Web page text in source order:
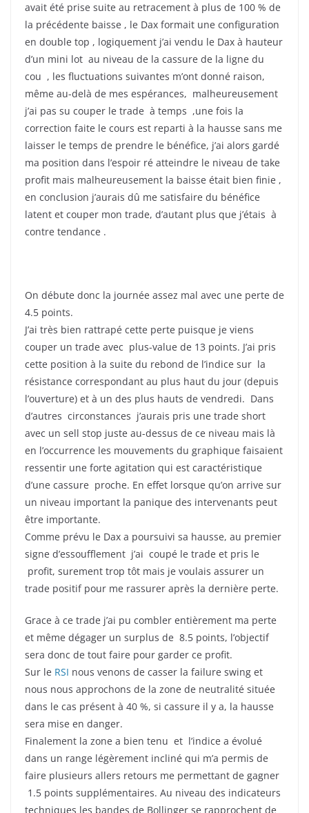
avait été prise suite au retracement à plus de 100 % de
la précédente baisse , le Dax formait une configuration
en double top , logiquement j’ai vendu le Dax à hauteur
d’un mini lot au niveau de la cassure de la ligne du
cou , les fluctuations suivantes m’ont donné raison,
même au-delà de mes espérances, malheureusement
j’ai pas su couper le trade à temps ,une fois la
correction faite le cours est reparti à la hausse sans me
laisser le temps de prendre le bénéfice, j’ai alors gardé
ma position dans l’espoir ré atteindre le niveau de take
profit mais malheureusement la baisse était bien finie ,
en conclusion j’aurais dû me satisfaire du bénéfice
latent et couper mon trade, d’autant plus que j’étais à
contre tendance .
On débute donc la journée assez mal avec une perte de
4.5 points.
J’ai très bien rattrapé cette perte puisque je viens
couper un trade avec plus-value de 13 points. J’ai pris
cette position à la suite du rebond de l’indice sur la
résistance correspondant au plus haut du jour (depuis
l’ouverture) et à un des plus hauts de vendredi. Dans
d’autres circonstances j’aurais pris une trade short
avec un sell stop juste au-dessus de ce niveau mais là
en l’occurrence les mouvements du graphique faisaient
ressentir une forte agitation qui est caractéristique
d’une cassure proche. En effet lorsque qu’on arrive sur
un niveau important la panique des intervenants peut
être importante.
Comme prévu le Dax a poursuivi sa hausse, au premier
signe d’essoufflement j’ai coupé le trade et pris le
profit, surement trop tôt mais je voulais assurer un
trade positif pour me rassurer après la dernière perte.
Grace à ce trade j’ai pu combler entièrement ma perte
et même dégager un surplus de 8.5 points, l’objectif
sera donc de tout faire pour garder ce profit.
Sur le RSI nous venons de casser la failure swing et
nous nous approchons de la zone de neutralité située
dans le cas présent à 40 %, si cassure il y a, la hausse
sera mise en danger.
Finalement la zone a bien tenu et l’indice a évolué
dans un range légèrement incliné qui m’a permis de
faire plusieurs allers retours me permettant de gagner
1.5 points supplémentaires. Au niveau des indicateurs
techniques les bandes de Bollinger se rapprochent de